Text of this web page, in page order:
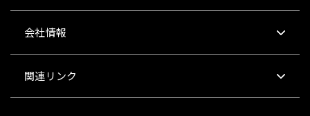
会社情報
関連リンク